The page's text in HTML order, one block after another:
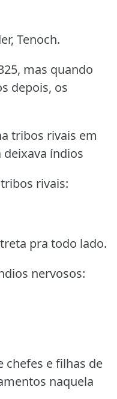
Tenoch.
mas quando
depois, os
tribos rivais em
deixava índios
rivais:
pra todo lado.
nervosos:
chefes e filhas de
naquela